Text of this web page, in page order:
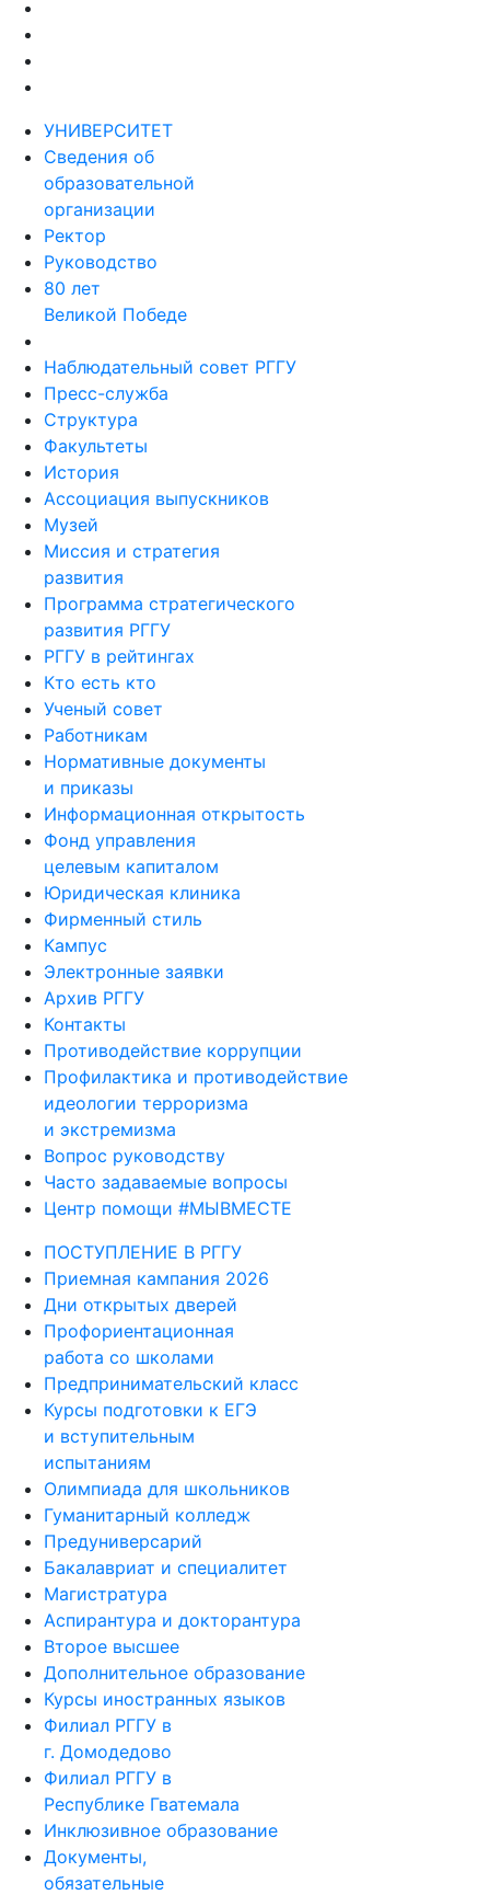
УНИВЕРСИТЕТ
Сведения об
образовательной
организации
Ректор
Руководство
80 лет
Великой Победе
Наблюдательный совет РГГУ
Пресс-служба
Структура
Факультеты
История
Ассоциация выпускников
Музей
Миссия и стратегия
развития
Программа стратегического
развития РГГУ
РГГУ в рейтингах
Кто есть кто
Ученый совет
Работникам
Нормативные документы
и приказы
Информационная открытость
Фонд управления
целевым капиталом
Юридическая клиника
Фирменный стиль
Кампус
Электронные заявки
Архив РГГУ
Контакты
Противодействие коррупции
Профилактика и противодействие
идеологии терроризма
и экстремизма
Вопрос руководству
Часто задаваемые вопросы
Центр помощи #МЫВМЕСТЕ
ПОСТУПЛЕНИЕ В РГГУ
Приемная кампания 2026
Дни открытых дверей
Профориентационная
работа со школами
Предпринимательский класс
Курсы подготовки к ЕГЭ
и вступительным
испытаниям
Олимпиада для школьников
Гуманитарный колледж
Предуниверсарий
Бакалавриат и специалитет
Магистратура
Аспирантура и докторантура
Второе высшее
Дополнительное образование
Курсы иностранных языков
Филиал РГГУ в
г. Домодедово
Филиал РГГУ в
Республике Гватемала
Инклюзивное образование
Документы,
обязательные